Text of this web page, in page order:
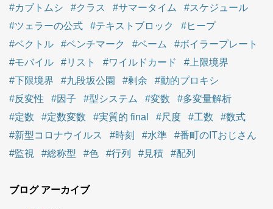
#カブトムシ
#クラス #サマータイム
#スケジュール
#ツェラーの公式
#テキストブロック
#ヒープ
#ベクトル
#ベンチマーク #ベーム
#ボイラープレート
#モバイル
#リスト #ワイルドカード
#上限境界
#下限境界
#九段坂公園 #剰余
#動的プロキシ
#反変性
#因子 #型システム #変数
#多変量解析
#定数
#定数変数 #実質的 final #尺度 #工数
#数式
#新型コロナウイルス
#時刻 #水準
#番町のITおじさん
#監視
#総称型 #色 #行列 #見積 #配列
ブログ アーカイブ